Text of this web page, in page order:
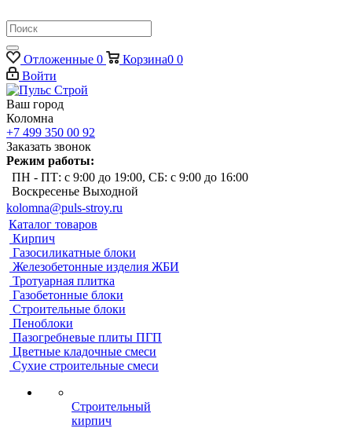
Отложенные 0 Корзина0 0
Войти
Ваш город
Коломна
+7 499 350 00 92
Заказать звонок
Режим работы:
ПН - ПТ: с 9:00 до 19:00, СБ: с 9:00 до 16:00
Воскресенье Выходной
kolomna@puls-stroy.ru
Каталог товаров
Кирпич
Газосиликатные блоки
Железобетонные изделия ЖБИ
Тротуарная плитка
Газобетонные блоки
Строительные блоки
Пеноблоки
Пазогребневые плиты ПГП
Цветные кладочные смеси
Сухие строительные смеси
Строительный
кирпич